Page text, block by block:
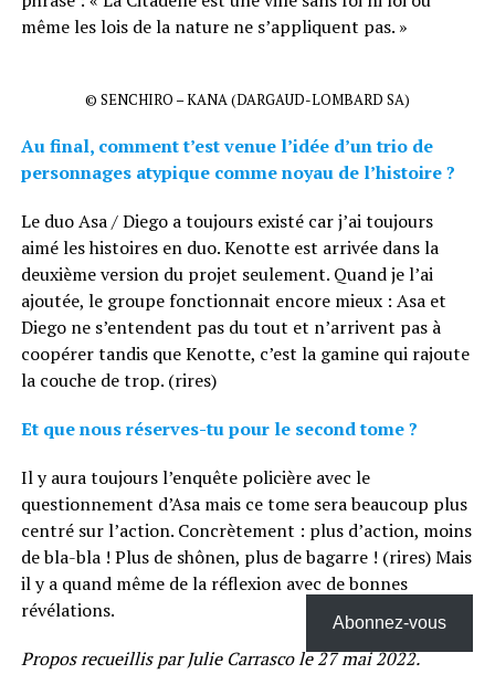
même les lois de la nature ne s’appliquent pas. »
© SENCHIRO – KANA (DARGAUD-LOMBARD SA)
Au final, comment t’est venue l’idée d’un trio de
personnages atypique comme noyau de l’histoire ?
Le duo Asa / Diego a toujours existé car j’ai toujours
aimé les histoires en duo. Kenotte est arrivée dans la
deuxième version du projet seulement. Quand je l’ai
ajoutée, le groupe fonctionnait encore mieux : Asa et
Diego ne s’entendent pas du tout et n’arrivent pas à
coopérer tandis que Kenotte, c’est la gamine qui rajoute
la couche de trop. (rires)
Et que nous réserves-tu pour le second tome ?
Il y aura toujours l’enquête policière avec le
questionnement d’Asa mais ce tome sera beaucoup plus
centré sur l’action. Concrètement : plus d’action, moins
de bla-bla ! Plus de shônen, plus de bagarre ! (rires) Mais
il y a quand même de la réflexion avec de bonnes
révélations.
Propos recueillis par Julie Carrasco le 27 mai 2022.
Abonnez-vous